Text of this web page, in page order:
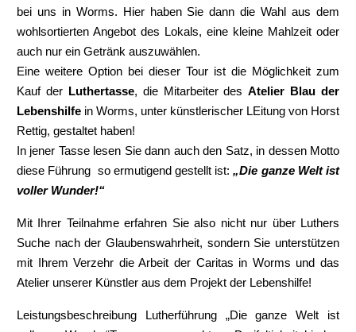
bei uns in Worms. Hier haben Sie dann die Wahl aus dem
wohlsortierten Angebot des Lokals, eine kleine Mahlzeit oder
auch nur ein Getränk auszuwählen.
Eine weitere Option bei dieser Tour ist die Möglichkeit zum
Kauf der Luthertasse, die Mitarbeiter desAtelier Blau der
Lebenshilfein Worms, unter künstlerischer LEitung von Horst
Rettig, gestaltet haben!
In jener Tasse lesen Sie dann auch den Satz, in dessen Motto
diese Führung so ermutigend gestellt ist:„Die ganze Welt ist
voller Wunder!“
Mit Ihrer Teilnahme erfahren Sie also nicht nur über Luthers
Suche nach der Glaubenswahrheit, sondern Sie unterstützen
mit Ihrem Verzehr die Arbeit der Caritas in Worms und das
Atelier unserer Künstler aus dem Projekt der Lebenshilfe!
Leistungsbeschreibung Lutherführung „Die ganze Welt ist